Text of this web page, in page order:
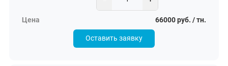
66000 руб. / тн.
Оставить заявку